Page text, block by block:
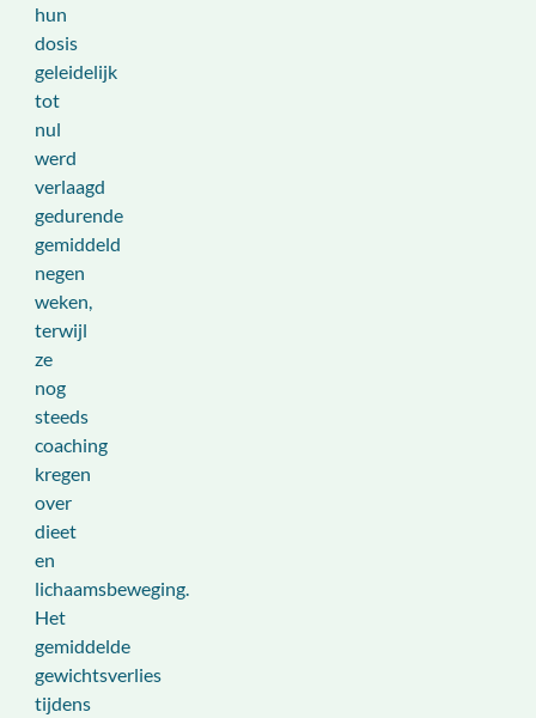
hun
dosis
geleidelijk
tot
nul
werd
verlaagd
gedurende
gemiddeld
negen
weken,
terwijl
ze
nog
steeds
coaching
kregen
over
dieet
en
lichaamsbeweging.
Het
gemiddelde
gewichtsverlies
tijdens